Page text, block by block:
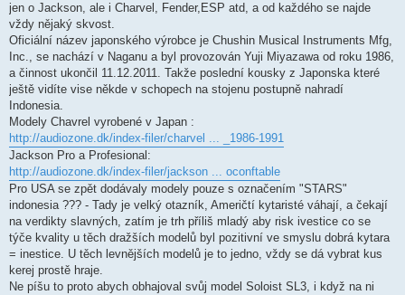
jen o Jackson, ale i Charvel, Fender,ESP atd, a od každého se najde
vždy nějaký skvost.
Oficiální název japonského výrobce je Chushin Musical Instruments Mfg,
Inc., se nachází v Naganu a byl provozován Yuji Miyazawa od roku 1986,
a činnost ukončil 11.12.2011. Takže poslední kousky z Japonska které
ještě vidíte vise někde v schopech na stojenu postupně nahradí
Indonesia.
Modely Chavrel vyrobené v Japan :
http://audiozone.dk/index-filer/charvel ... _1986-1991
Jackson Pro a Profesional:
http://audiozone.dk/index-filer/jackson ... oconftable
Pro USA se zpět dodávaly modely pouze s označením "STARS"
indonesia ??? - Tady je velký otazník, Američtí kytaristé váhají, a čekají
na verdikty slavných, zatím je trh příliš mladý aby risk ivestice co se
týče kvality u těch dražších modelů byl pozitivní ve smyslu dobrá kytara
= inestice. U těch levnějších modelů je to jedno, vždy se dá vybrat kus
kerej prostě hraje.
Ne píšu to proto abych obhajoval svůj model Soloist SL3, i když na ni